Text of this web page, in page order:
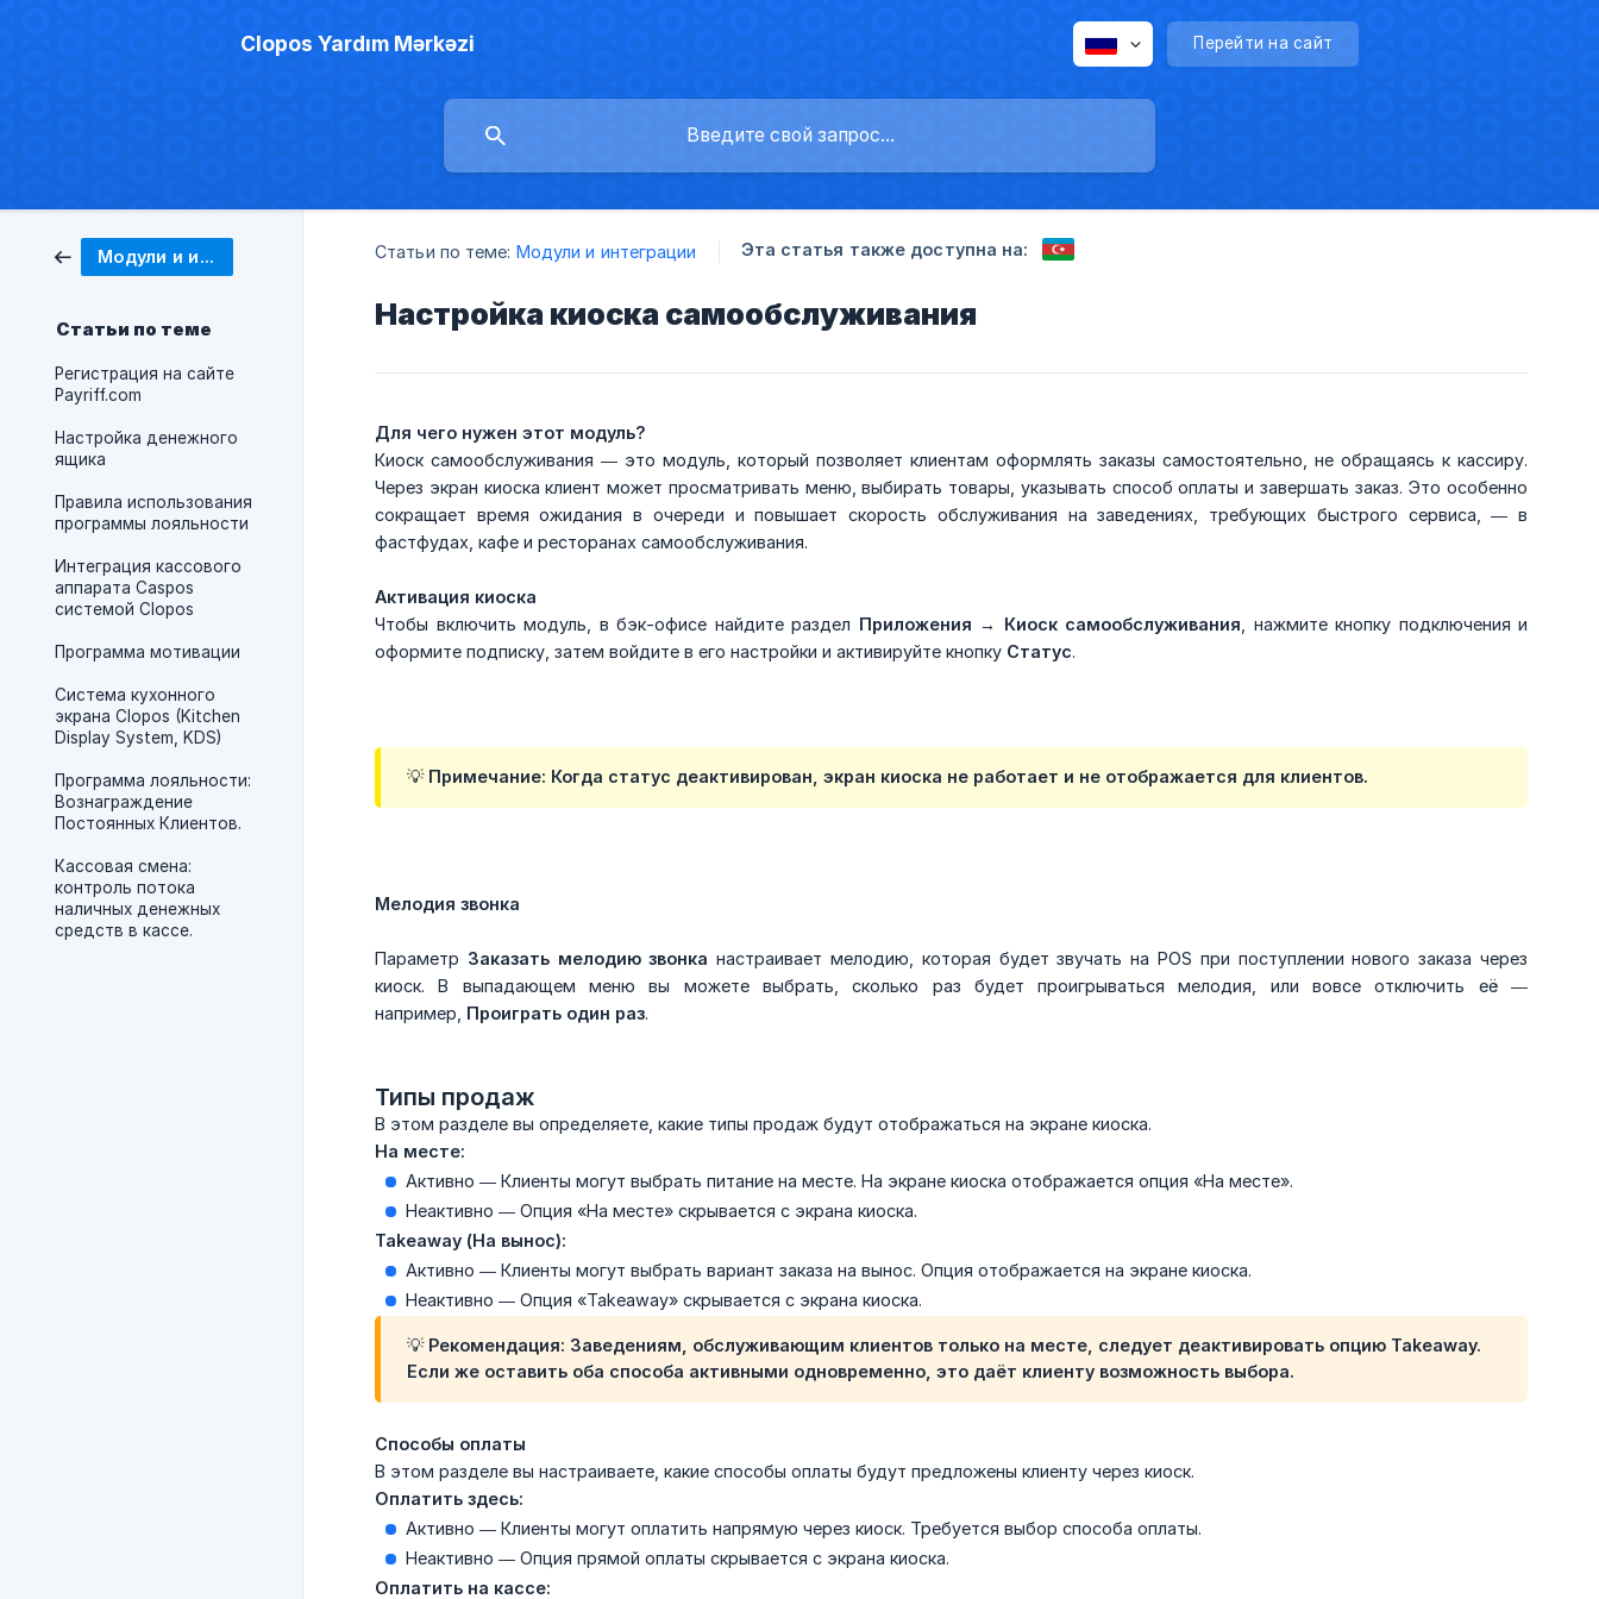
Clopos Yardım Mərkəzi Перейти на сайт
Модули и интеграции
Статьи по теме
Регистрация на сайте
Payriff.com
Настройка денежного
ящика
Правила использования
программы лояльности
Интеграция кассового
аппарата Caspos
системой Clopos
Программа мотивации
Система кухонного
экрана Clopos (Kitchen
Display System, KDS)
Программа лояльности:
Вознаграждение
Постоянных Клиентов.
Кассовая смена:
контроль потока
наличных денежных
средств в кассе.
Статьи по теме: Модули и интеграции Эта статья также доступна на:
Настройка киоска самообслуживания
Для чего нужен этот модуль?
Киоск самообслуживания — это модуль, который позволяет клиентам оформлять заказы самостоятельно, не обращаясь к кассиру.
Через экран киоска клиент может просматривать меню, выбирать товары, указывать способ оплаты и завершать заказ. Это особенно
сокращает время ожидания в очереди и повышает скорость обслуживания на заведениях, требующих быстрого сервиса, — в
фастфудах, кафе и ресторанах самообслуживания.
Активация киоска
Чтобы включить модуль, в бэк-офисе найдите раздел Приложения → Киоск самообслуживания , нажмите кнопку подключения и
оформите подписку, затем войдите в его настройки и активируйте кнопку Статус.
💡 Примечание: Когда статус деактивирован, экран киоска не работает и не отображается для клиентов.
Мелодия звонка
Параметр Заказать мелодию звонка настраивает мелодию, которая будет звучать на POS при поступлении нового заказа через
киоск. В выпадающем меню вы можете выбрать, сколько раз будет проигрываться мелодия, или вовсе отключить её —
например, Проиграть один раз.
Типы продаж
В этом разделе вы определяете, какие типы продаж будут отображаться на экране киоска.
На месте:
Активно — Клиенты могут выбрать питание на месте. На экране киоска отображается опция «На месте».
Неактивно — Опция «На месте» скрывается с экрана киоска.
Takeaway (На вынос):
Активно — Клиенты могут выбрать вариант заказа на вынос. Опция отображается на экране киоска.
Неактивно — Опция «Takeaway» скрывается с экрана киоска.
💡 Рекомендация: Заведениям, обслуживающим клиентов только на месте, следует деактивировать опцию Takeaway.
Если же оставить оба способа активными одновременно, это даёт клиенту возможность выбора.
Способы оплаты
В этом разделе вы настраиваете, какие способы оплаты будут предложены клиенту через киоск.
Оплатить здесь:
Активно — Клиенты могут оплатить напрямую через киоск. Требуется выбор способа оплаты.
Неактивно — Опция прямой оплаты скрывается с экрана киоска.
Оплатить на кассе: